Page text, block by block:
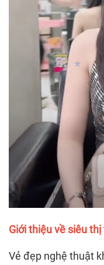
*
Giới thiệu về siêu
Vẻ đẹp nghệ thuật